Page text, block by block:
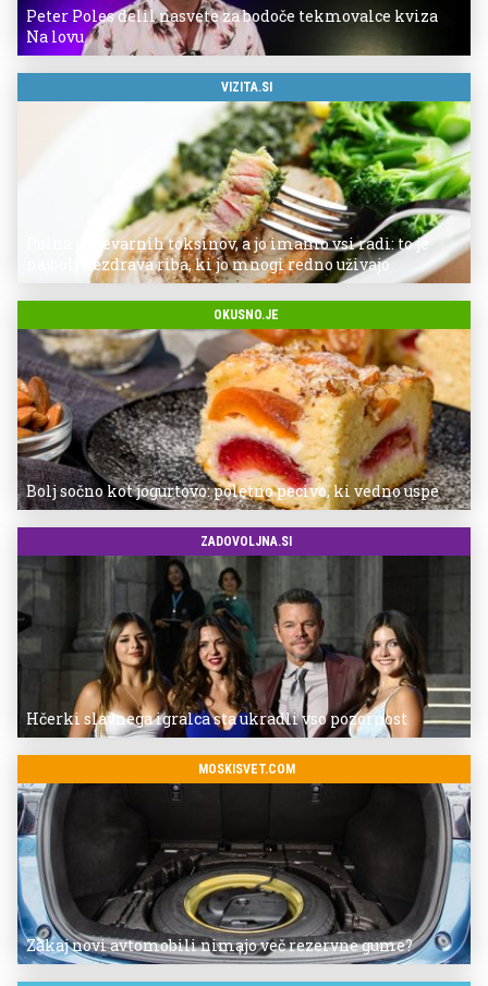
Peter Poles delil nasvete za bodoče tekmovalce kviza
Na lovu
VIZITA.SI
Polna je nevarnih toksinov, a jo imamo vsi radi: to je
najbolj nezdrava riba, ki jo mnogi redno uživajo
OKUSNO.JE
Bolj sočno kot jogurtovo: poletno pecivo, ki vedno uspe
ZADOVOLJNA.SI
Hčerki slavnega igralca sta ukradli vso pozornost
MOSKISVET.COM
Zakaj novi avtomobili nimajo več rezervne gume?